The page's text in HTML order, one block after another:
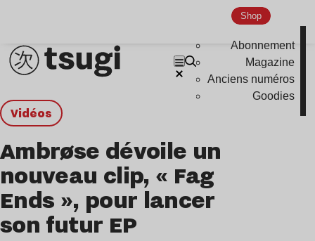
Shop
Abonnement
Magazine
Anciens numéros
Goodies
Vidéos
Ambrøse dévoile un
nouveau clip, « Fag
Ends », pour lancer
son futur EP